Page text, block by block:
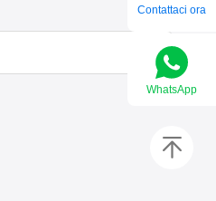
Contattaci ora
WhatsApp